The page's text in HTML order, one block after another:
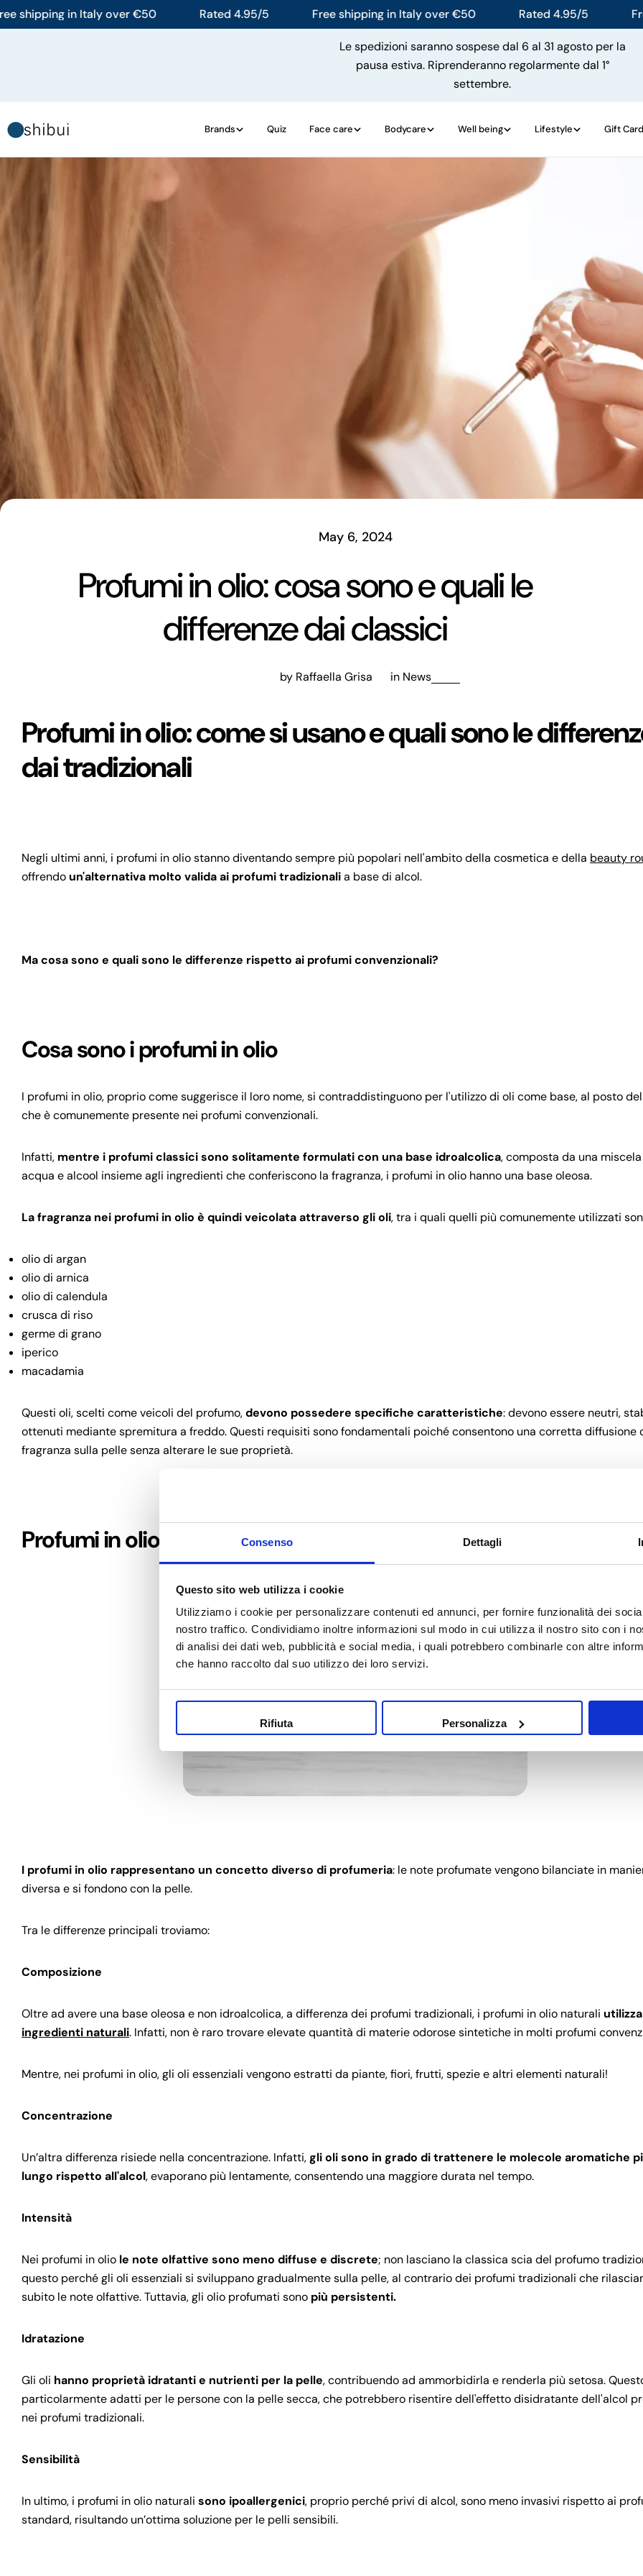
Consenso Dettagli
Questo sito web utilizza i cookie
Utilizziamo i cookie per personalizzare contenuti ed annunci, per fornire funzionalità dei
nostro traffico. Condividiamo inoltre informazioni sul modo in cui utilizza il nostro sito con i
di analisi dei dati web, pubblicità e social media, i quali potrebbero combinarle con altre
che hanno raccolto dal suo utilizzo dei loro servizi.
Rifiuta Personalizza
Skip
to
in Italy over €50 Rated 4.95/5 Free shipping in Italy over €50 Rated 4.95/5 Free
Le spedizioni saranno sospese dal 6 al 31 agosto per la
pausa estiva. Riprenderanno regolarmente dal 1°
settembre.
Brands Quiz Face care Bodycare Well being Lifestyle Gift Card
May 6, 2024
Profumi in olio: cosa sono e quali le
differenze dai classici
by Raffaella Grisa in News
Profumi in olio: come si usano e quali sono le
dai tradizionali
Negli ultimi anni, i profumi in olio stanno diventando sempre più popolari nell'ambito della cosmetica e della beauty
offrendo un'alternativa molto valida ai profumi tradizionalia base di alcol.
Ma cosa sono e quali sono le differenze rispetto ai profumi convenzionali?
Cosa sono i profumi in olio
I profumi in olio, proprio come suggerisce il loro nome, si contraddistinguono per l'utilizzo di oli come base, al posto
che è comunemente presente nei profumi convenzionali.
Infatti, mentre i profumi classici sono solitamente formulati con una base idroalcolica, composta da una
acqua e alcool insieme agli ingredienti che conferiscono la fragranza, i profumi in olio hanno una base oleosa.
La fragranza nei profumi in olio è quindi veicolata attraverso gli oli, tra i quali quelli più comunemente utilizzati
olio di argan
olio di arnica
olio di calendula
crusca di riso
germe di grano
iperico
macadamia
Questi oli, scelti come veicoli del profumo,devono possedere specifiche caratteristiche: devono essere neutri,
ottenuti mediante spremitura a freddo. Questi requisiti sono fondamentali poiché consentono una corretta diffusione
fragranza sulla pelle senza alterare le sue proprietà.
Profumi in olio naturali vs profumi tradizionali
I profumi in olio rappresentano un concetto diverso di profumeria: le note profumate vengono bilanciate in
diversa e si fondono con la pelle.
Tra le differenze principali troviamo:
Composizione
Oltre ad avere una base oleosa e non idroalcolica, a differenza dei profumi tradizionali, i profumi in olio naturali
ingredienti naturali. Infatti, non è raro trovare elevate quantità di materie odorose sintetiche in molti profumi
Mentre, nei profumi in olio, gli oli essenziali vengono estratti da piante, fiori, frutti, spezie e altri elementi naturali!
Concentrazione
Un’altra differenza risiede nella concentrazione. Infatti,gli oli sono in grado di trattenere le molecole aromatiche
lungo rispetto all'alcol, evaporano più lentamente, consentendo una maggiore durata nel tempo.
Intensità
Nei profumi in olio le note olfattive sono meno diffuse e discrete; non lasciano la classica scia del profumo
questo perché gli oli essenziali si sviluppano gradualmente sulla pelle, al contrario dei profumi tradizionali che
subito le note olfattive. Tuttavia, gli olio profumati sono più persistenti.
Idratazione
Gli oli hanno proprietà idratanti e nutrienti per la pelle, contribuendo ad ammorbidirla e renderla più setosa.
particolarmente adatti per le persone con la pelle secca, che potrebbero risentire dell'effetto disidratante dell'alcol
nei profumi tradizionali.
Sensibilità
In ultimo, i profumi in olio naturali sono ipoallergenici, proprio perché privi di alcol, sono meno invasivi rispetto ai
standard, risultando un’ottima soluzione per le pelli sensibili.
Copy
Share
Facebook
Share
X
Pin